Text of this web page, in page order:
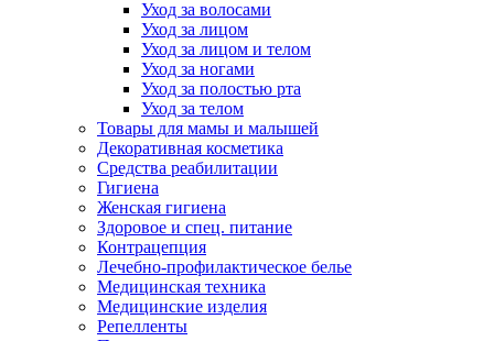
Уход за волосами
Уход за лицом
Уход за лицом и телом
Уход за ногами
Уход за полостью рта
Уход за телом
Товары для мамы и малышей
Декоративная косметика
Средства реабилитации
Гигиена
Женская гигиена
Здоровое и спец. питание
Контрацепция
Лечебно-профилактическое белье
Медицинская техника
Медицинские изделия
Репелленты